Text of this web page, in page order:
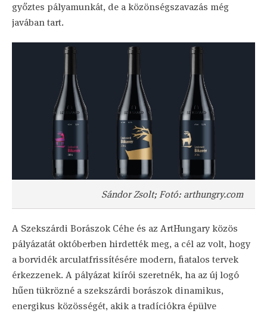
győztes pályamunkát, de a közönségszavazás még
javában tart.
Sándor Zsolt; Fotó: arthungry.com
A Szekszárdi Borászok Céhe és az ArtHungary közös
pályázatát októberben hirdették meg, a cél az volt, hogy
a borvidék arculatfrissítésére modern, fiatalos tervek
érkezzenek. A pályázat kiírói szeretnék, ha az új logó
hűen tükrözné a szekszárdi borászok dinamikus,
energikus közösségét, akik a tradíciókra épülve